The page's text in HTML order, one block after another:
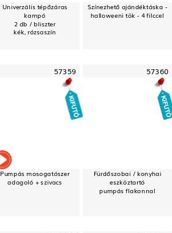
Univerzális tépőzáras
kampó
2 db / bliszter
kék, rózsaszín
Színezhető ajándéktáska -
halloweeni tök - 4 filccel
57359
Pumpás mosogatószer
adagoló + szivacs
57360
Fürdőszobai / konyhai
eszköztartó
pumpás flakonnal